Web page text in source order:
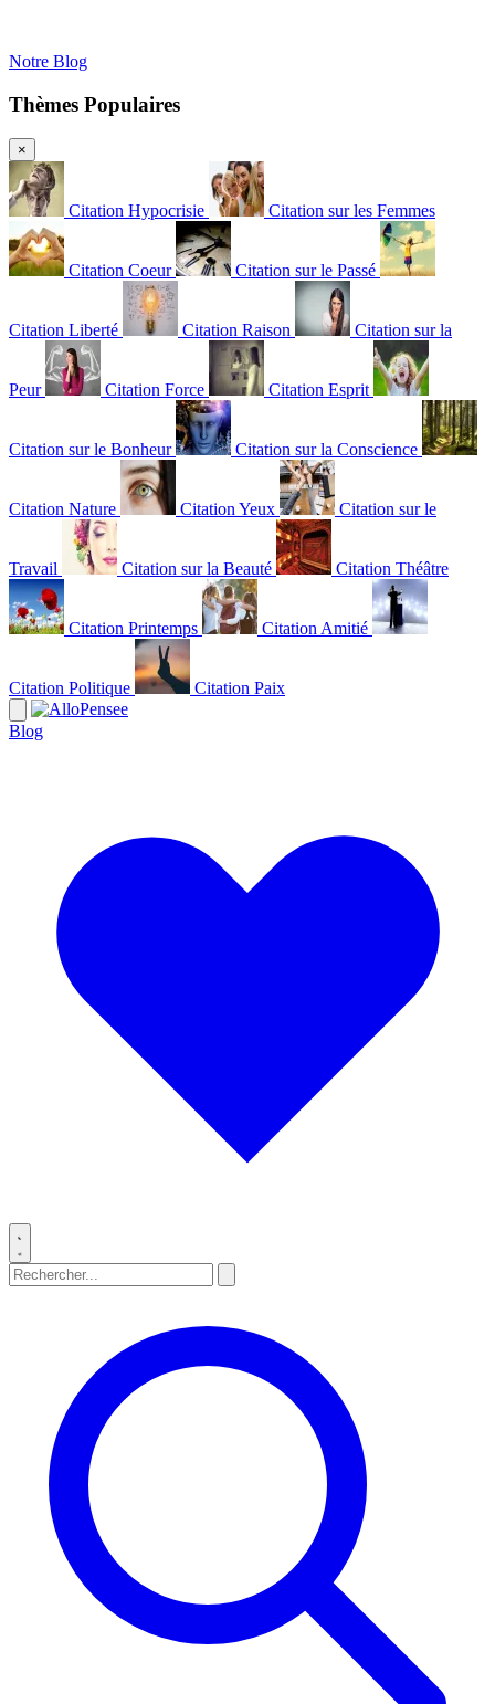
Notre Blog
Thèmes Populaires
×
Citation Hypocrisie Citation sur les Femmes
Citation Coeur Citation sur le Passé
Citation Liberté Citation Raison Citation sur la
Peur Citation Force Citation Esprit
Citation sur le Bonheur Citation sur la Conscience
Citation Nature Citation Yeux Citation sur le
Travail Citation sur la Beauté Citation Théâtre
Citation Printemps Citation Amitié
Citation Politique Citation Paix
Blog